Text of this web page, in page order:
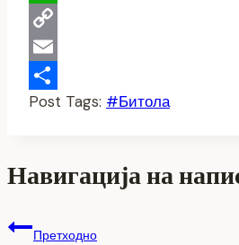
WhatsApp
Copy
Link
Email
Share
Post Tags: #Битола
Навигација на
Претходно